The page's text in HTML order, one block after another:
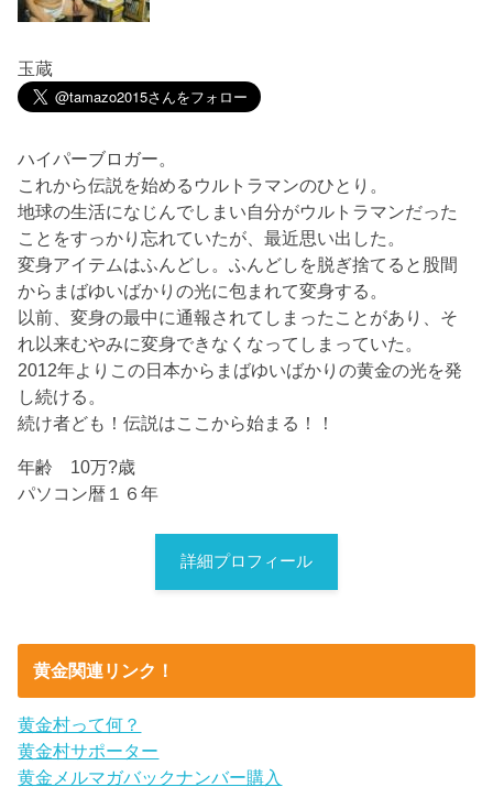
玉蔵
ハイパーブロガー。
これから伝説を始めるウルトラマンのひとり。
地球の生活になじんでしまい自分がウルトラマンだった
ことをすっかり忘れていたが、最近思い出した。
変身アイテムはふんどし。ふんどしを脱ぎ捨てると股間
からまばゆいばかりの光に包まれて変身する。
以前、変身の最中に通報されてしまったことがあり、そ
れ以来むやみに変身できなくなってしまっていた。
2012年よりこの日本からまばゆいばかりの黄金の光を発
し続ける。
続け者ども！伝説はここから始まる！！
年齢 10万?歳
パソコン暦１６年
詳細プロフィール
黄金関連リンク！
黄金村って何？
黄金村サポーター
黄金メルマガバックナンバー購入